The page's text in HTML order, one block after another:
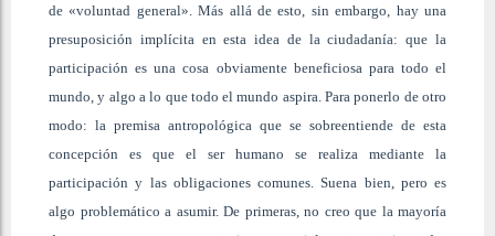
de «voluntad general». Más allá de esto, sin embargo, hay una
presuposición implícita en esta idea de la ciudadanía: que la
participación es una cosa obviamente beneficiosa para todo el
mundo, y algo a lo que todo el mundo aspira. Para ponerlo de otro
modo: la premisa antropológica que se sobreentiende de esta
concepción es que el ser humano se realiza mediante la
participación y las obligaciones comunes. Suena bien, pero es
algo problemático a asumir. De primeras, no creo que la mayoría